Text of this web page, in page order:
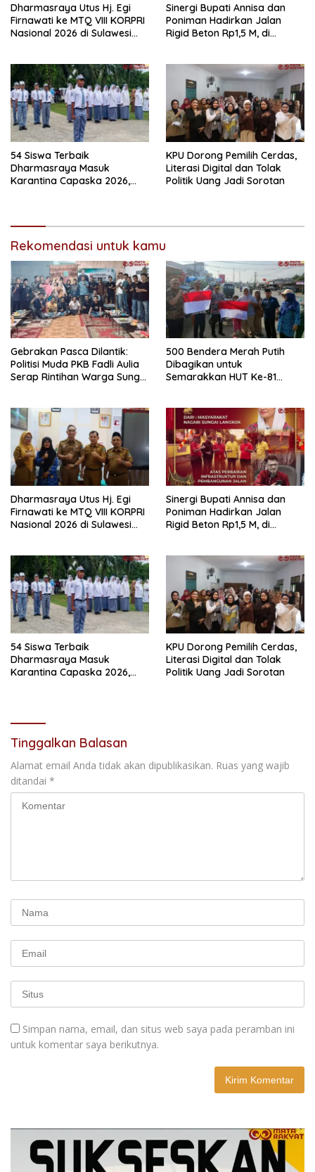
Dharmasraya Utus Hj. Egi
Firnawati ke MTQ VIII KORPRI
Nasional 2026 di Sulawesi
Sinergi Bupati Annisa dan
Poniman Hadirkan Jalan
Rigid Beton Rp1,5 M, di
54 Siswa Terbaik
Dharmasraya Masuk
Karantina Capaska 2026,
KPU Dorong Pemilih Cerdas,
Literasi Digital dan Tolak
Politik Uang Jadi Sorotan
Rekomendasi untuk kamu
Gebrakan Pasca Dilantik:
Politisi Muda PKB Fadli Aulia
Serap Rintihan Warga Sungai
500 Bendera Merah Putih
Dibagikan untuk
Semarakkan HUT Ke-81
Dharmasraya Utus Hj. Egi
Firnawati ke MTQ VIII KORPRI
Nasional 2026 di Sulawesi
Sinergi Bupati Annisa dan
Poniman Hadirkan Jalan
Rigid Beton Rp1,5 M, di
54 Siswa Terbaik
Dharmasraya Masuk
Karantina Capaska 2026,
KPU Dorong Pemilih Cerdas,
Literasi Digital dan Tolak
Politik Uang Jadi Sorotan
Tinggalkan Balasan
Alamat email Anda tidak akan dipublikasikan. Ruas yang wajib
ditandai *
Simpan nama, email, dan situs web saya pada peramban ini
untuk komentar saya berikutnya.